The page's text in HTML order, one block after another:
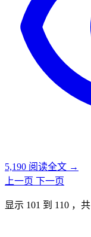
5,190 阅读全文 →
上一页 下一页
显示 101 到 110 ，共